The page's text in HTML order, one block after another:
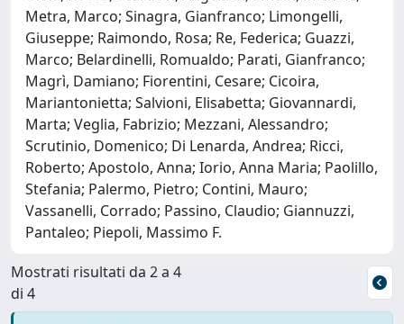
Metra, Marco; Sinagra, Gianfranco; Limongelli,
Giuseppe; Raimondo, Rosa; Re, Federica; Guazzi,
Marco; Belardinelli, Romualdo; Parati, Gianfranco;
Magrì, Damiano; Fiorentini, Cesare; Cicoira,
Mariantonietta; Salvioni, Elisabetta; Giovannardi,
Marta; Veglia, Fabrizio; Mezzani, Alessandro;
Scrutinio, Domenico; Di Lenarda, Andrea; Ricci,
Roberto; Apostolo, Anna; Iorio, Anna Maria; Paolillo,
Stefania; Palermo, Pietro; Contini, Mauro;
Vassanelli, Corrado; Passino, Claudio; Giannuzzi,
Pantaleo; Piepoli, Massimo F.
Mostrati risultati da 2 a 4
di 4